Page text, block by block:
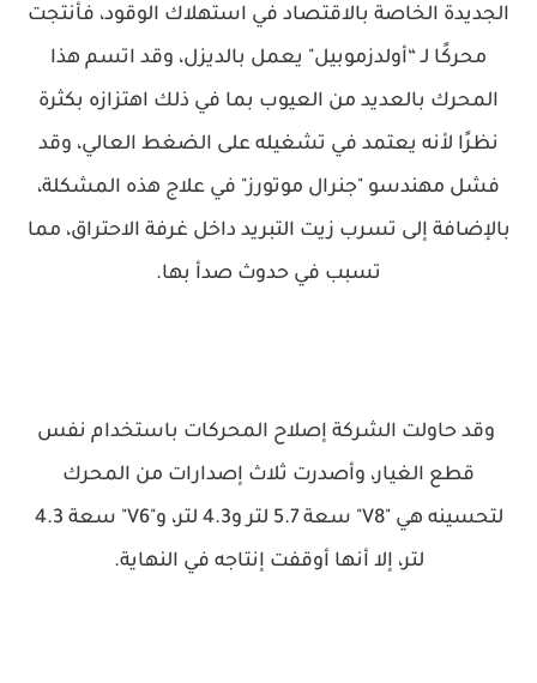
الجديدة الخاصة بالاقتصاد في استهلاك الوقود، فأنتجت
محركًا لـ “أولدزموبيل" يعمل بالديزل، وقد اتسم هذا
المحرك بالعديد من العيوب بما في ذلك اهتزازه بكثرة
نظرًا لأنه يعتمد في تشغيله على الضغط العالي، وقد
فشل مهندسو "جنرال موتورز" في علاج هذه المشكلة،
بالإضافة إلى تسرب زيت التبريد داخل غرفة الاحتراق، مما
تسبب في حدوث صدأ بها.
وقد حاولت الشركة إصلاح المحركات باستخدام نفس
قطع الغيار، وأصدرت ثلاث إصدارات من المحرك
لتحسينه هي "V8" سعة 5.7 لتر و4.3 لتر، و"V6" سعة 4.3
لتر، إلا أنها أوقفت إنتاجه في النهاية.